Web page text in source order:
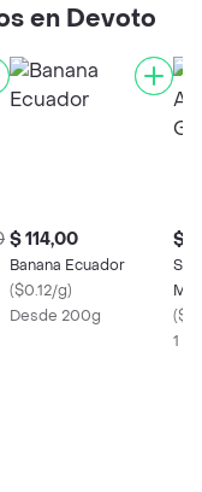
en Devoto
$ 114,00
Banana Ecuador
($0.12/g)
Desde 200g
$
(
1 X